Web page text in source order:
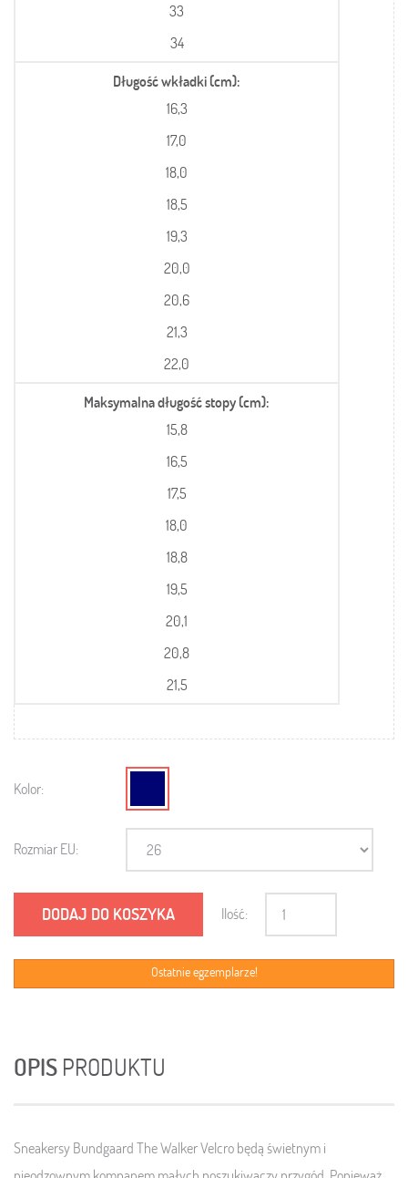
33
34
Długość wkładki (cm)
16,3
17,0
18,0
18,5
19,3
20,0
20,6
21,3
22,0
Maksymalna długość stopy (cm)
15,8
16,5
17,5
18,0
18,8
19,5
20,1
20,8
21,5
Kolor:
Rozmiar EU:
DODAJ DO KOSZYKA Ilość:
Ostatnie egzemplarze!
OPIS PRODUKTU
Sneakersy BundgaardThe Walker Velcrobędą świetnym i